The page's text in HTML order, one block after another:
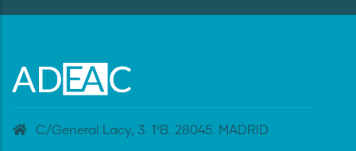
C/General Lacy, 3. 1ºB. 28045. MADRID